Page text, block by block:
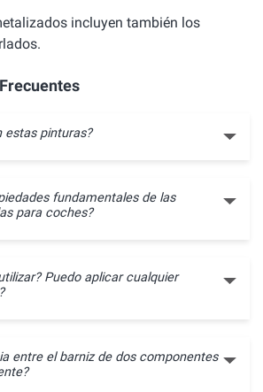
incluyen también los
estas pinturas?
fundamentales de las
para coches?
Puedo aplicar cualquier
entre el barniz de dos componentes